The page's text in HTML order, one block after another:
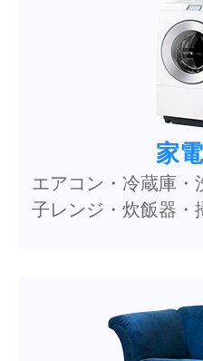
家
エアコン・冷蔵庫
子レンジ・炊飯器・